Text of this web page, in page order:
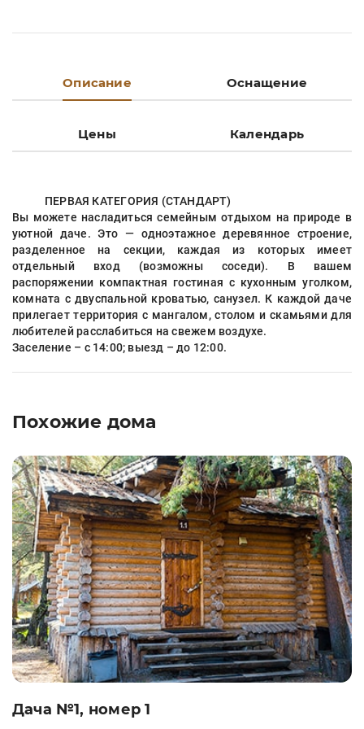
Описание Оснащение
Цены Календарь
ПЕРВАЯ КАТЕГОРИЯ (СТАНДАРТ)
Вы можете насладиться семейным отдыхом на природе в
уютной даче. Это — одноэтажное деревянное строение,
разделенное на секции, каждая из которых имеет
отдельный вход (возможны соседи). В вашем
распоряжении компактная гостиная с кухонным уголком,
комната с двуспальной кроватью, санузел. К каждой даче
прилегает территория с мангалом, столом и скамьями для
любителей расслабиться на свежем воздухе.
Заселение – с 14:00; выезд – до 12:00.
Похожие дома
Дача №1, номер 1